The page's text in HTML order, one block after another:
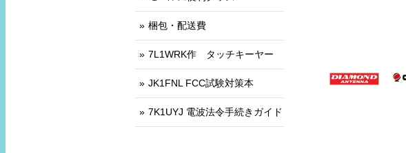
梱包・配送費
7L1WRK作 タッチキーヤー
JK1FNL FCC試験対策本
7K1UYJ 電波法令手続きガイド